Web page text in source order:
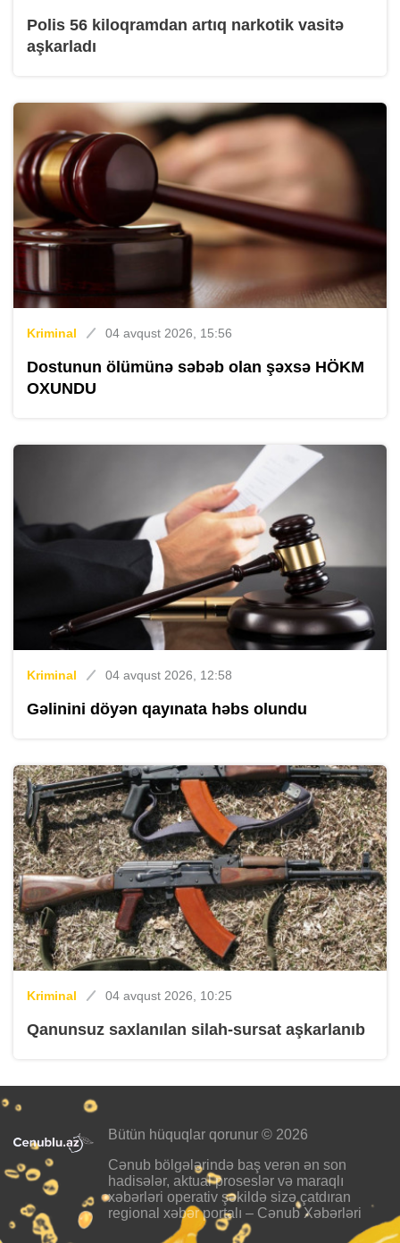
Polis 56 kiloqramdan artıq narkotik vasitə
aşkarladı
Kriminal 04 avqust 2026, 15:56
Dostunun ölümünə səbəb olan şəxsə HÖKM
OXUNDU
Kriminal 04 avqust 2026, 12:58
Gəlinini döyən qayınata həbs olundu
Kriminal 04 avqust 2026, 10:25
Qanunsuz saxlanılan silah-sursat aşkarlanıb
Bütün hüquqlar qorunur © 2026
Cənub bölgələrində baş verən ən son
hadisələr, aktual proseslər və maraqlı
xəbərləri operativ şəkildə sizə çatdıran
regional xəbər portalı – Cənub Xəbərləri